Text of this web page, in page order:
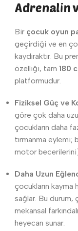
Adrenalin
Bir çocuk oyun
geçirdiği ve en
kaydıraktır. Bu
özelliği, tam 180
platformudur.
Fiziksel Güç ve
göre çok daha
çocukların daha
tırmanma eylemi;
motor becerilerini)
Daha Uzun
çocukların kayma
sağlar. Bu durum,
mekansal
heyecan sunar.